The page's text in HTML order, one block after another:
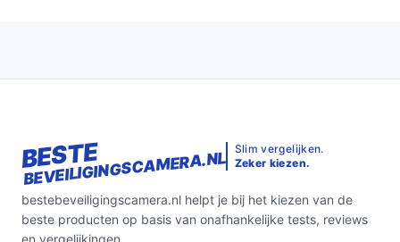
bereiken zonder extra units.
opnames wilt.
AI-detectie en tracering:de camera kan
bewegingen van mensen, dieren en voertuigen
herkennen en volgen; dit beperkt onnodige
meldingen.
BESTE
BEVEILIGINGSCAMERA.NL Slim vergelijken.
Zeker kiezen.
bestebeveiligingscamera.nl helpt je bij het kiezen van de
beste producten op basis van onafhankelijke tests, reviews
en vergelijkingen.